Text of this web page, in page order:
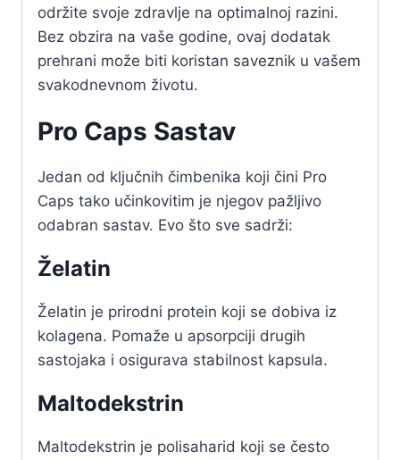
održite svoje zdravlje na optimalnoj razini.
Bez obzira na vaše godine, ovaj dodatak
prehrani može biti koristan saveznik u vašem
svakodnevnom životu.
Pro Caps Sastav
Jedan od ključnih čimbenika koji čini Pro
Caps tako učinkovitim je njegov pažljivo
odabran sastav. Evo što sve sadrži:
Želatin
Želatin je prirodni protein koji se dobiva iz
kolagena. Pomaže u apsorpciji drugih
sastojaka i osigurava stabilnost kapsula.
Maltodekstrin
Maltodekstrin je polisaharid koji se često